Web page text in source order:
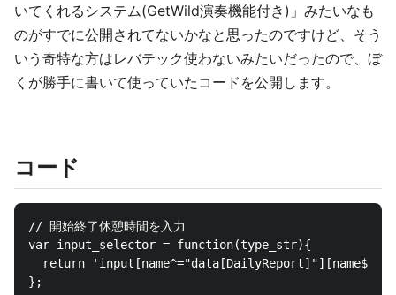
いてくれるシステム(GetWild演奏機能付き)」みたいなも
のがすでに公開されてないかなと思ったのですけど、そう
いう奇特な方はレバテック使わないみたいだったので、ぼ
くが勝手に書いて使っていたコードを公開します。
コード
// 開始終了休憩時間を入力
var input_selector = function(type_str){
return
};